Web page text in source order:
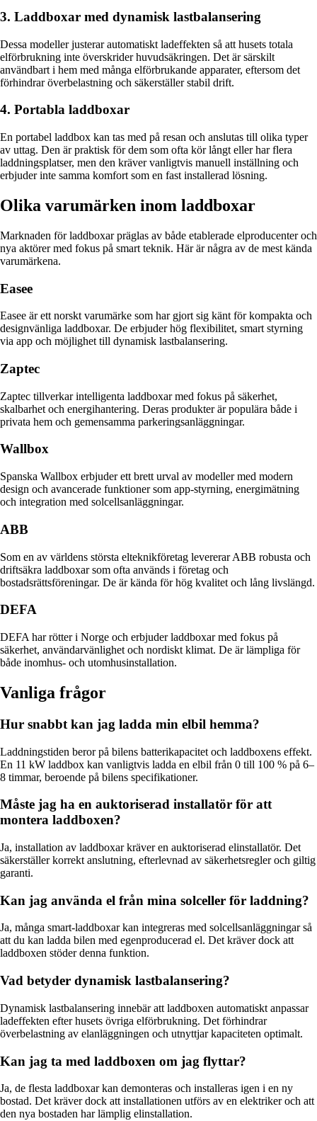
3. Laddboxar med dynamisk lastbalansering
Dessa modeller justerar automatiskt ladeffekten så att husets totala
elförbrukning inte överskrider huvudsäkringen. Det är särskilt
användbart i hem med många elförbrukande apparater, eftersom det
förhindrar överbelastning och säkerställer stabil drift.
4. Portabla laddboxar
En portabel laddbox kan tas med på resan och anslutas till olika typer
av uttag. Den är praktisk för dem som ofta kör långt eller har flera
laddningsplatser, men den kräver vanligtvis manuell inställning och
erbjuder inte samma komfort som en fast installerad lösning.
Olika varumärken inom laddboxar
Marknaden för laddboxar präglas av både etablerade elproducenter och
nya aktörer med fokus på smart teknik. Här är några av de mest kända
varumärkena.
Easee
Easee är ett norskt varumärke som har gjort sig känt för kompakta och
designvänliga laddboxar. De erbjuder hög flexibilitet, smart styrning
via app och möjlighet till dynamisk lastbalansering.
Zaptec
Zaptec tillverkar intelligenta laddboxar med fokus på säkerhet,
skalbarhet och energihantering. Deras produkter är populära både i
privata hem och gemensamma parkeringsanläggningar.
Wallbox
Spanska Wallbox erbjuder ett brett urval av modeller med modern
design och avancerade funktioner som app-styrning, energimätning
och integration med solcellsanläggningar.
ABB
Som en av världens största elteknikföretag levererar ABB robusta och
driftsäkra laddboxar som ofta används i företag och
bostadsrättsföreningar. De är kända för hög kvalitet och lång livslängd.
DEFA
DEFA har rötter i Norge och erbjuder laddboxar med fokus på
säkerhet, användarvänlighet och nordiskt klimat. De är lämpliga för
både inomhus- och utomhusinstallation.
Vanliga frågor
Hur snabbt kan jag ladda min elbil hemma?
Laddningstiden beror på bilens batterikapacitet och laddboxens effekt.
En 11 kW laddbox kan vanligtvis ladda en elbil från 0 till 100 % på 6–
8 timmar, beroende på bilens specifikationer.
Måste jag ha en auktoriserad installatör för att
montera laddboxen?
Ja, installation av laddboxar kräver en auktoriserad elinstallatör. Det
säkerställer korrekt anslutning, efterlevnad av säkerhetsregler och giltig
garanti.
Kan jag använda el från mina solceller för laddning?
Ja, många smart-laddboxar kan integreras med solcellsanläggningar så
att du kan ladda bilen med egenproducerad el. Det kräver dock att
laddboxen stöder denna funktion.
Vad betyder dynamisk lastbalansering?
Dynamisk lastbalansering innebär att laddboxen automatiskt anpassar
ladeffekten efter husets övriga elförbrukning. Det förhindrar
överbelastning av elanläggningen och utnyttjar kapaciteten optimalt.
Kan jag ta med laddboxen om jag flyttar?
Ja, de flesta laddboxar kan demonteras och installeras igen i en ny
bostad. Det kräver dock att installationen utförs av en elektriker och att
den nya bostaden har lämplig elinstallation.